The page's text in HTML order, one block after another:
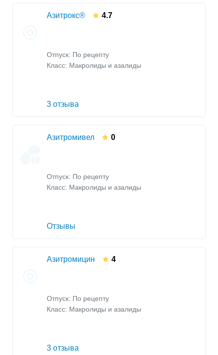
Азитрокс® 4.7
Отпуск: По рецепту
Класс: Макролиды и азалиды
3 отзыва
Азитромивел 0
Отпуск: По рецепту
Класс: Макролиды и азалиды
Отзывы
Азитромицин 4
Отпуск: По рецепту
Класс: Макролиды и азалиды
3 отзыва